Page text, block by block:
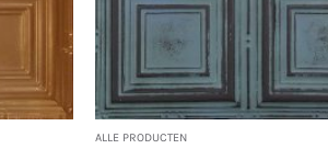
ALLE PRODUCTEN